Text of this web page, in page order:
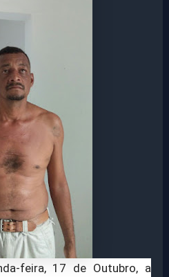
feira, 17 de Outubro, a